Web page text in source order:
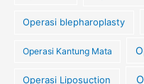
Operasi blepharoplasty
Operasi Kantung Mata
Operasi Liposuction